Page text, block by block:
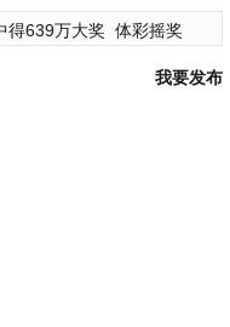
得639万大奖 体彩摇奖
我要发布